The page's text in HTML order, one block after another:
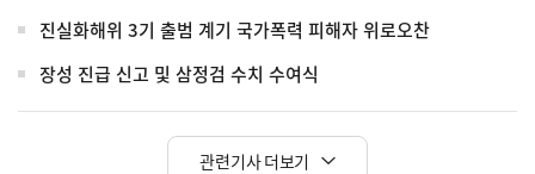
진실화해위 3기 출범 계기 국가폭력 피해자 위로오찬
장성 진급 신고 및 삼정검 수치 수여식
관련기사 더보기